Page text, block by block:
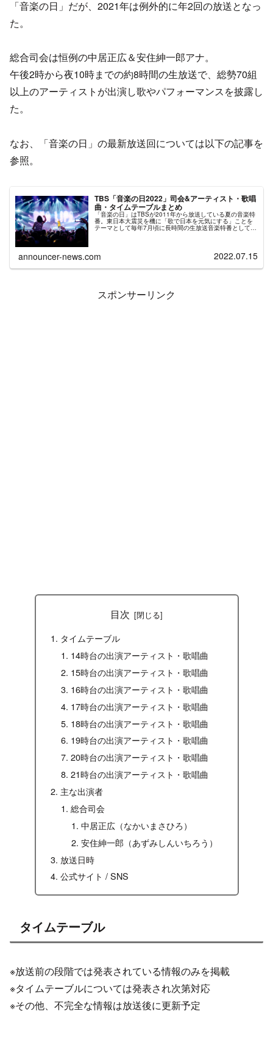
「音楽の日」だが、2021年は例外的に年2回の放送となっ
た。
総合司会は恒例の中居正広＆安住紳一郎アナ。
午後2時から夜10時までの約8時間の生放送で、総勢70組
以上のアーティストが出演し歌やパフォーマンスを披露し
た。
なお、「音楽の日」の最新放送回については以下の記事を
参照。
TBS「音楽の日2022」司会&アーティスト・歌唱
曲・タイムテーブルまとめ
「音楽の日」はTBSが2011年から放送している夏の音楽特
番。東日本大震災を機に「歌で日本を元気にする」ことを
テーマとして毎年7月頃に長時間の生放送音楽特番として放
における出演者情報や出演アーティスト・歌唱曲・タイム
テーブルに関する情報をまとめている。午後2時から夜10
時までの約8時間の生放送で、総勢60組以上のアーティス
初、恒例の中居正広＆安住紳一郎アナが予定されていた
が、放送当日に中居正広が急性虫垂炎で入院したため江藤
announcer-news.com 2022.07.15
スポンサーリンク
目次
タイムテーブル
14時台の出演アーティスト・歌唱曲
15時台の出演アーティスト・歌唱曲
16時台の出演アーティスト・歌唱曲
17時台の出演アーティスト・歌唱曲
18時台の出演アーティスト・歌唱曲
19時台の出演アーティスト・歌唱曲
20時台の出演アーティスト・歌唱曲
21時台の出演アーティスト・歌唱曲
主な出演者
総合司会
中居正広（なかいまさひろ）
安住紳一郎（あずみしんいちろう）
放送日時
公式サイト / SNS
タイムテーブル
※放送前の段階では発表されている情報のみを掲載
※タイムテーブルについては発表され次第対応
※その他、不完全な情報は放送後に更新予定